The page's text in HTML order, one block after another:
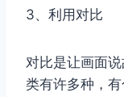
3、利用对比
对比是让画面
类有许多种，